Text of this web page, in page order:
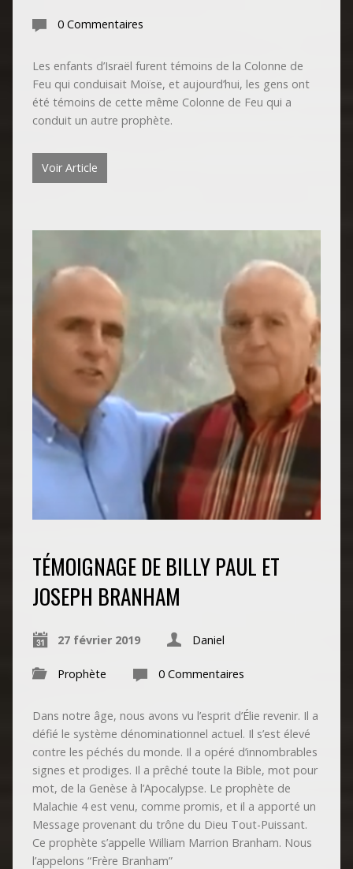
0 Commentaires
Les enfants d’Israël furent témoins de la Colonne de
Feu qui conduisait Moïse, et aujourd’hui, les gens ont
été témoins de cette même Colonne de Feu qui a
conduit un autre prophète.
Voir Article
TÉMOIGNAGE DE BILLY PAUL ET
JOSEPH BRANHAM
27 février 2019 Daniel
Prophète 0 Commentaires
Dans notre âge, nous avons vu l’esprit d’Élie revenir. Il a
défié le système dénominationnel actuel. Il s’est élevé
contre les péchés du monde. Il a opéré d’innombrables
signes et prodiges. Il a prêché toute la Bible, mot pour
mot, de la Genèse à l’Apocalypse. Le prophète de
Malachie 4 est venu, comme promis, et il a apporté un
Message provenant du trône du Dieu Tout-Puissant.
Ce prophète s’appelle William Marrion Branham. Nous
l’appelons “Frère Branham”